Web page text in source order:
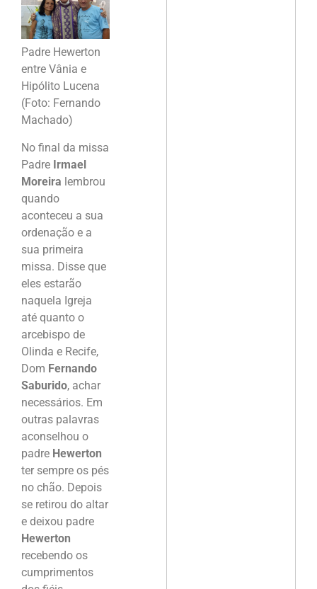
Padre Hewerton
entre Vânia e
Hipólito Lucena
(Foto: Fernando
Machado)
No final da missa
Padre Irmael
Moreira lembrou
quando
aconteceu a sua
ordenação e a
sua primeira
missa. Disse que
eles estarão
naquela Igreja
até quanto o
arcebispo de
Olinda e Recife,
Dom Fernando
Saburido, achar
necessários. Em
outras palavras
aconselhou o
padre Hewerton
ter sempre os pés
no chão. Depois
se retirou do altar
e deixou padre
Hewerton
recebendo os
cumprimentos